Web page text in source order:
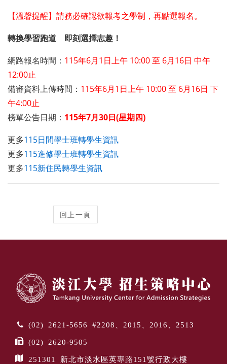
【溫馨提醒】請務必確認欲報考之學制，再點選報名。
轉換學習跑道 即刻選擇志趣！
網路報名時間： 115年6月1日上午 10:00 至 6月16日 中午
12:00止
備審資料上傳時間： 115年6月1日上午 10:00 至 6月16日 下
午4:00止
榜單公告日期： 115年7月30日(星期四)
更多115日間學士班轉學生資訊
更多115進修學士班轉學生資訊
更多115新住民轉學生資訊
(02) 2621-5656 #2208、2015、2016、2513
(02) 2620-9505
251301 新北市淡水區英專路151號行政大樓